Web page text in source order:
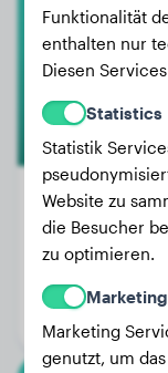
Gewicht:
Alter:
Geschlecht:
Funktionalität
enthalten nur
Diesen
Statistics
Statistik
Website zu
die Besucher
zu optimieren.
Marketing
Marketing
genutzt, um